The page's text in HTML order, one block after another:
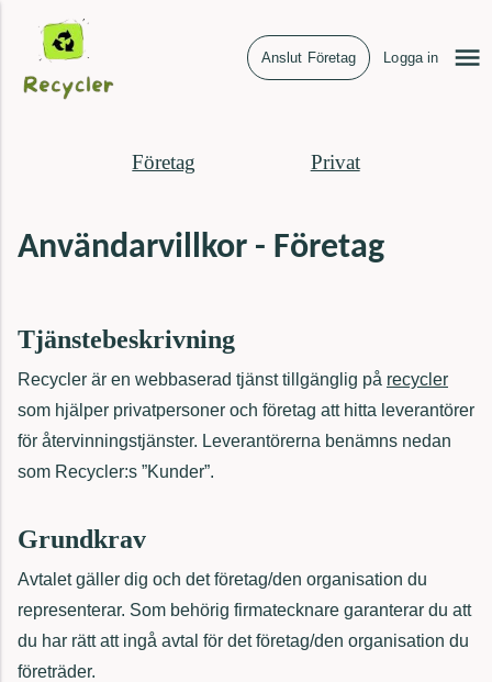
Anslut Företag Logga in
Företag Privat
Användarvillkor - Företag
Tjänstebeskrivning
Recycler är en webbaserad tjänst tillgänglig på recycler
som hjälper privatpersoner och företag att hitta leverantörer
för återvinningstjänster. Leverantörerna benämns nedan
som Recycler:s ”Kunder”.
Grundkrav
Avtalet gäller dig och det företag/den organisation du
representerar. Som behörig firmatecknare garanterar du att
du har rätt att ingå avtal för det företag/den organisation du
företräder.